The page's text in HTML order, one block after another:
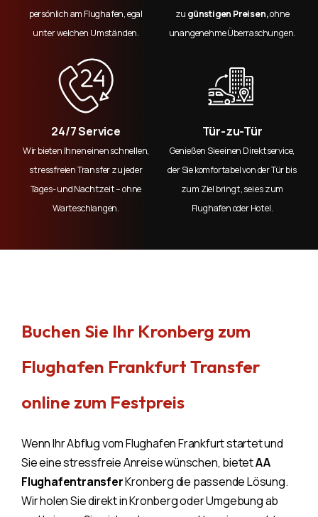
persönlich am Flughafen, egal
unter welchen Umständen.
zu günstigen Preisen,ohne
unangenehme Überraschungen.
24/7 Service
Wir bieten Ihnen einen schnellen,
stressfreien Transfer zu jeder
Tages- und Nachtzeit – ohne
Warteschlangen.
Tür-zu-Tür
Genießen Sie einen Direktservice,
der Sie komfortabel von der Tür bis
zum Ziel bringt, sei es zum
Flughafen oder Hotel.
Buchen Sie Ihr Kronberg zum
Flughafen Frankfurt Transfer
online zum Festpreis
Wenn Ihr Abflug vom Flughafen Frankfurt startet und
Sie eine stressfreie Anreise wünschen, bietetAA
FlughafentransferKronberg die passende Lösung.
Wir holen Sie direkt in Kronberg oder Umgebung ab